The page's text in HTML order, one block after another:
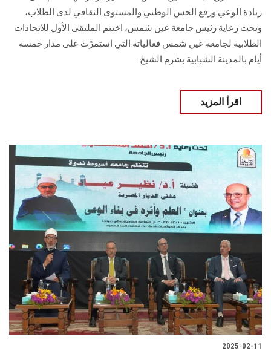
زيادة الوعي ورفع الحس الوطني والمستوى الثقافي لدى الطلاب،
وتحت رعاية رئيس جامعة عين شمس، اختتم الملتقى الأول للاتحادات
الطلابية لجامعة عين شمس فعالياته التي استمرّت على مدار خمسة
أيام بالمدينة الشبابية بشرم الشيخ.
اقرأ المزيد
2025-02-11